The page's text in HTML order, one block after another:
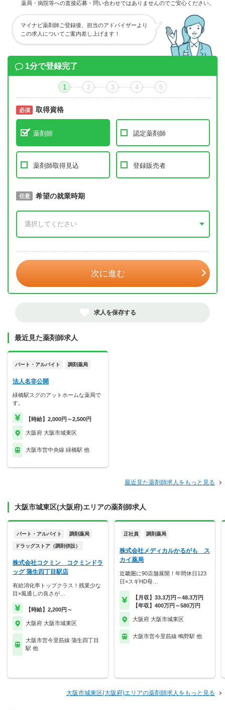
薬局・病院等への直接応募・問い合わせではありませんのでご安心ください。
マイナビ薬剤師ご登録後、担当のアドバイザーより
この求人についてご案内差し上げます！
1分で登録完了
1 2 3 4 5
必須 取得資格
薬剤師 認定薬剤師
薬剤師取得見込 登録販売者
必須 取得予定年
任意 希望の就業時期
次に進む
求人を保存する
最近見た薬剤師求人
パート・アルバイト 調剤薬局
法人名非公開
緑橋駅スグのアットホームな薬局で
す。
【時給】2,000円～2,500円
大阪府 大阪市城東区
大阪市営中央線 緑橋駅 他
最近見た薬剤師求人をもっと見る
大阪市城東区(大阪府)エリアの薬剤師求人
パート・アルバイト 調剤薬局
ドラッグストア（調剤併設）
株式会社コクミン コクミンドラ
ッグ 蒲生四丁目駅店
有給消化率トップクラス！残業少な
目×風通しの良さが…
【時給】2,200円～
大阪府 大阪市城東区
大阪市営今里筋線 蒲生四丁目
駅 他
正社員 調剤薬局
株式会社メディカルかるがも ス
カイ薬局
近畿圏に90店舗展開！年間休日123
日×スギHD母…
【月収】33.3万円～48.3万円
【年収】400万円～580万円
大阪府 大阪市城東区
大阪市営今里筋線 鴫野駅 他
大阪市城東区(大阪府)エリアの薬剤師求人をもっと見る